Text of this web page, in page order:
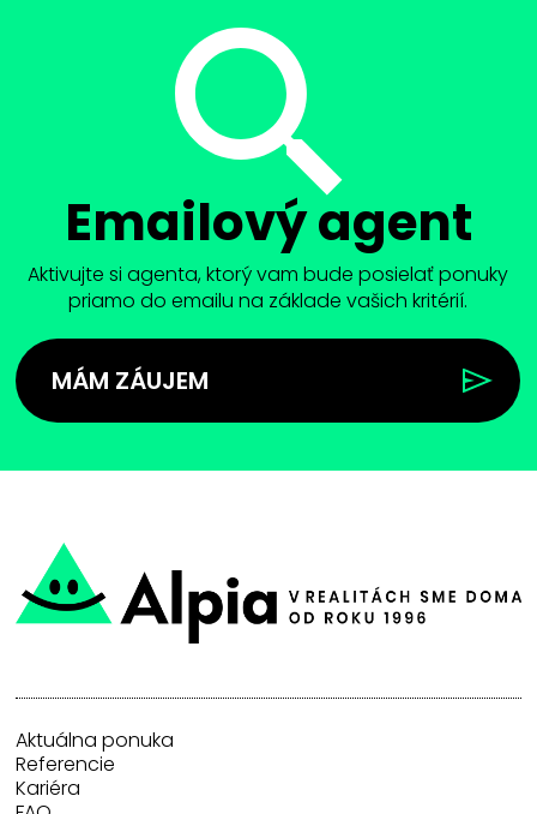
Emailový agent
Aktivujte si agenta, ktorý vam bude posielať ponuky
priamo do emailu na základe vašich kritérií.
MÁM ZÁUJEM
Aktuálna ponuka
Referencie
Kariéra